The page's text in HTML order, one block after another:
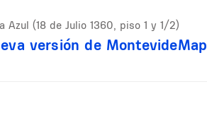
Azul (18 de Julio 1360, piso 1 y 1/2)
versión de MontevideMap